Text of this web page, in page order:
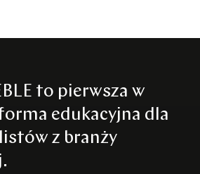
to pierwsza w
edukacyjna dla
z branży